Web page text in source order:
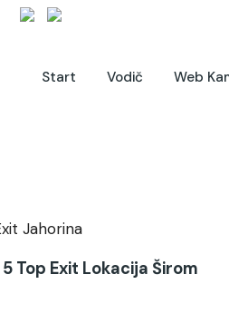
Start Vodič Web
Top Exit Lokacija Širom